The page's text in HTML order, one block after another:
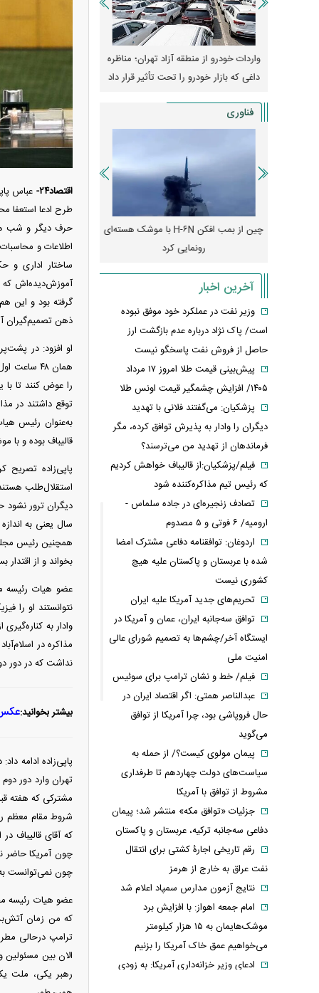
اقتصاد۲۴-
عباس
طرح ادعا استعفا
حرف دیگر و شب
ساختار اداری و
آموزش‌دیده‌اش که
گرفته بود و این
ذهن تصمیم‌گیران
او افزود: در
همان ۴۸
توقع داشتند در
به‌عنوان رئیس
قالیباف بوده و با
پاپی‌زاده تصریح
استقلال‌طلب
همچنین رئیس
بخواند و از اقتدار
عضو هیات رئیسه
نتوانستند او را
وادار به
مذاکره در
نداشت که در دور
بیشتر بخوانید:
تهران وارد دور
مشترکی که هفته
شروط مقام معظم
که آقای قالیباف
چون آمریکا حاضر
چون نمی‌توانست
عضو هیات رئیسه
که من زمان
الان بین
رهبر یکی، ملت
واردات خودرو از منطقه آزاد تهران؛ مناظره
داغی که بازار خودرو را تحت تأثیر قرار داد
قیمت خودرو وارد
واکنش بازار به
فناوری
چین از بمب افکن H-۶N با موشک هسته‌ای
رونمایی کرد
پهپاد رهگیر یا موشک
کدامیک
آخرین اخبار
وزیر نفت در عملکرد خود موفق نبوده
است/ پاک نژاد درباره عدم بازگشت ارز
حاصل از فروش نفت پاسخگو نیست
پیش‌بینی قیمت طلا امروز ۱۷ مرداد
۱۴۰۵/ افزایش چشمگیر قیمت اونس طلا
پزشکیان: می‌گفتند فلانی با تهدید
دیگران را وادار به پذیرش توافق کرده، مگر
فرماندهان از تهدید من می‌ترسند؟
فیلم/پزشکیان:از قالیباف خواهش کردیم
که رئیس تیم مذاکره‌کننده شود
تصادف زنجیره‌ای در جاده سلماس -
ارومیه/ ۶ فوتی و ۵ مصدوم
اردوغان: توافقنامه دفاعی مشترک امضا
شده با عربستان و پاکستان علیه هیچ
کشوری نیست
تحریم‌های جدید آمریکا علیه ایران
توافق سه‌جانبه ایران، عمان و آمریکا در
ایستگاه آخر/چشم‌ها به تصمیم شورای عالی
امنیت ملی
فیلم/ خط و نشان ترامپ برای سوئیس
عبدالناصر همتی: اگر اقتصاد ایران در
حال فروپاشی بود، چرا آمریکا از توافق
می‌گوید
پیمان مولوی کیست؟/ از حمله به
سیاست‌های دولت چهاردهم تا طرفداری
مشروط از توافق با آمریکا
جزئیات «توافق مکه» منتشر شد؛ پیمان
دفاعی سه‌جانبه ترکیه، عربستان و پاکستان
رقم تاریخی اجارۀ کشتی برای انتقال
نفت عراق به خارج از هرمز
نتایج آزمون مدارس سمپاد اعلام شد
امام‌ جمعه اهواز: با افزایش برد
موشک‌هایمان به ۱۵ هزار کیلومتر
می‌خواهیم عمق خاک آمریکا را بزنیم
ادعای وزیر خزانه‌داری آمریکا: به زودی